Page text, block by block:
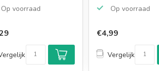
Op voorraad
Op voorraad
€4,99
Vergelijk